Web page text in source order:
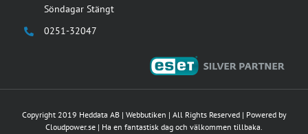
Söndagar Stängt
0251-32047
Copyright 2019 Heddata AB| Webbutiken | All Rights Reserved | Powered by
Cloudpower.se | Ha en fantastisk dag och välkommen tillbaka.